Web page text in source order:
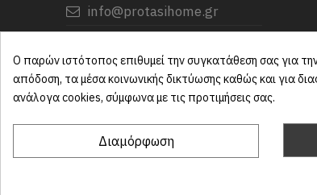
info@protasihome.gr
επιλέξατε.
ProtasiHome© 2025| All rights reserved
Ο παρών ιστότοπος επιθυμεί την συγκατάθεση σας για
απόδοση, τα μέσα κοινωνικής δικτύωσης καθώς και για
ανάλογα cookies, σύμφωνα με τις προτιμήσεις σας.
Διαμόρφωση